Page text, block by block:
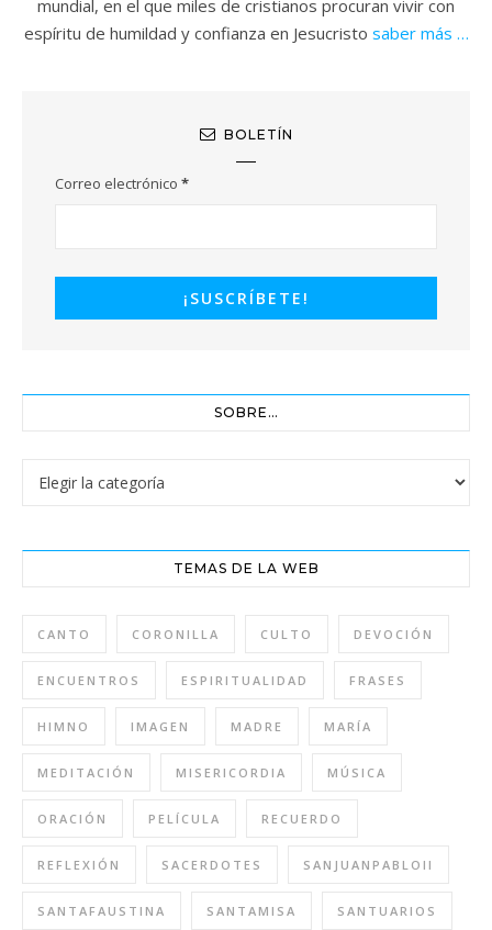
mundial, en el que miles de cristianos procuran vivir con
espíritu de humildad y confianza en Jesucristo saber más …
BOLETÍN
Correo electrónico *
SOBRE…
Sobre…
TEMAS DE LA WEB
CANTO CORONILLA CULTO DEVOCIÓN
ENCUENTROS ESPIRITUALIDAD FRASES
HIMNO IMAGEN MADRE MARÍA
MEDITACIÓN MISERICORDIA MÚSICA
ORACIÓN PELÍCULA RECUERDO
REFLEXIÓN SACERDOTES SANJUANPABLOII
SANTAFAUSTINA SANTAMISA SANTUARIOS